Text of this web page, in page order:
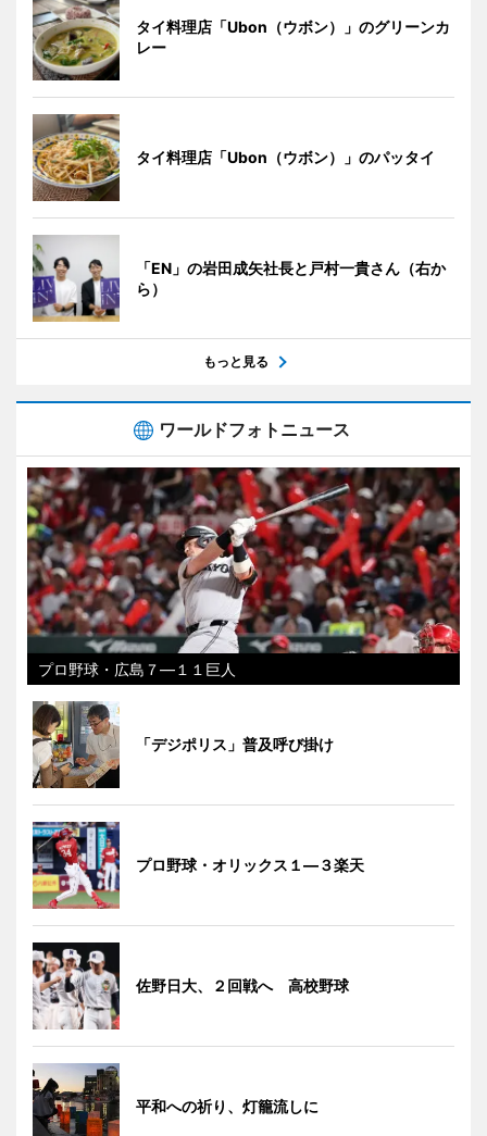
タイ料理店「Ubon（ウボン）」のグリーンカ
レー
タイ料理店「Ubon（ウボン）」のパッタイ
「EN」の岩田成矢社長と戸村一貴さん（右か
ら）
もっと見る
ワールドフォトニュース
プロ野球・広島７―１１巨人
「デジポリス」普及呼び掛け
プロ野球・オリックス１―３楽天
佐野日大、２回戦へ 高校野球
平和への祈り、灯籠流しに